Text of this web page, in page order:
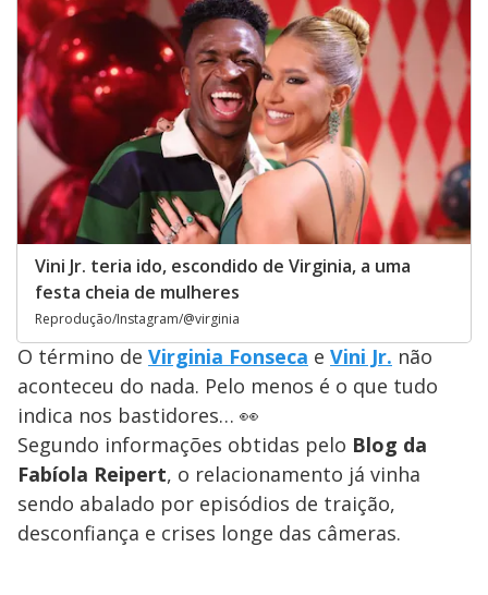
Vini Jr. teria ido, escondido de Virginia, a uma
festa cheia de mulheres
Reprodução/Instagram/@virginia
O término de Virginia Fonseca e Vini Jr. não
aconteceu do nada. Pelo menos é o que tudo
indica nos bastidores… 👀
Segundo informações obtidas pelo Blog da
Fabíola Reipert, o relacionamento já vinha
sendo abalado por episódios de traição,
desconfiança e crises longe das câmeras.